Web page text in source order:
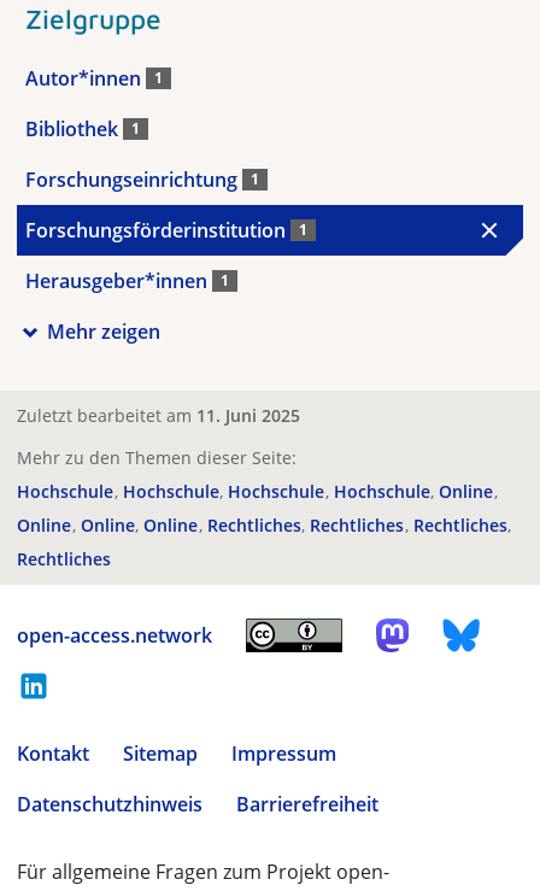
Zielgruppe
Autor*innen 1
Bibliothek 1
Forschungseinrichtung 1
Forschungsförderinstitution 1
Herausgeber*innen 1
Mehr zeigen
Zuletzt bearbeitet am 11. Juni 2025
Mehr zu den Themen dieser Seite:
Hochschule Hochschule Hochschule Hochschule Online
Online Online Online Rechtliches Rechtliches Rechtliches
Rechtliches
open-access.network
Kontakt Sitemap
Impressum
Datenschutzhinweis
Barrierefreiheit
Für allgemeine Fragen zum Projekt open-